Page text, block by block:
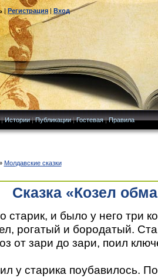
|Регистрация|Вход
|Истории|Публикации|Гостевая|Правила
Молдавские сказки
Сказка «Козел
старик, и было у него три
рогатый и бородатый.
от зари до зари, поил
у старика поубавилось.